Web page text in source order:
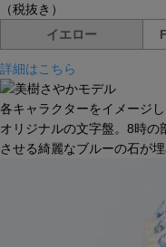
（税抜き）
イエロー
詳細はこちら
各キャラクターをイメージ
オリジナルの文字盤。8時の
させる綺麗なブルーの石が